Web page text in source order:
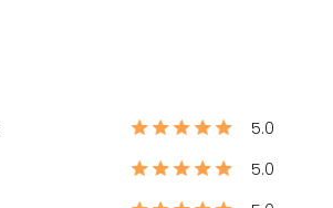
5.0
5.0